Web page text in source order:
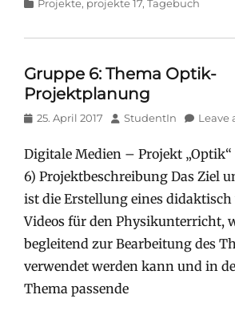
Projekte, projekte 17, Tagebuch
Gruppe 6: Thema Optik-
Projektplanung
Posted
25. April 2017 Author
StudentIn Leave
Digitale Medien – Projekt
6) Projektbeschreibung Das Ziel
ist die Erstellung eines
Videos für den Physikunterricht,
begleitend zur Bearbeitung des
verwendet werden kann und in
Thema passende